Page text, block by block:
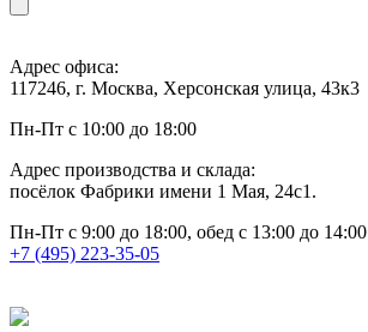
Адрес офиса:
117246, г. Москва, Херсонская улица, 43к3
Пн-Пт с 10:00 до 18:00
Адрес производства и склада:
посёлок Фабрики имени 1 Мая, 24с1.
Пн-Пт с 9:00 до 18:00, обед с 13:00 до 14:00
+7 (495) 223-35-05